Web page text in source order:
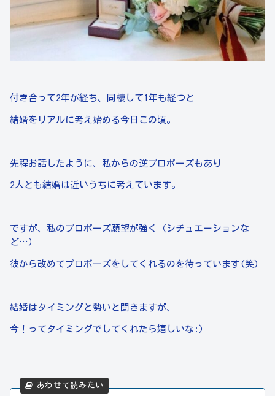
付き合って2年が経ち、同棲して1年も経つと
結婚をリアルに考え始める今日この頃。
先程お話したように、私からの逆プロポーズもあり
2人とも結婚は近いうちに考えています。
ですが、私のプロポーズ願望が強く（シチュエーションな
ど…）
彼から改めてプロポーズをしてくれるのを待っています(笑)
結婚はタイミングと勢いと聞きますが、
今！ってタイミングでしてくれたら嬉しいな:)